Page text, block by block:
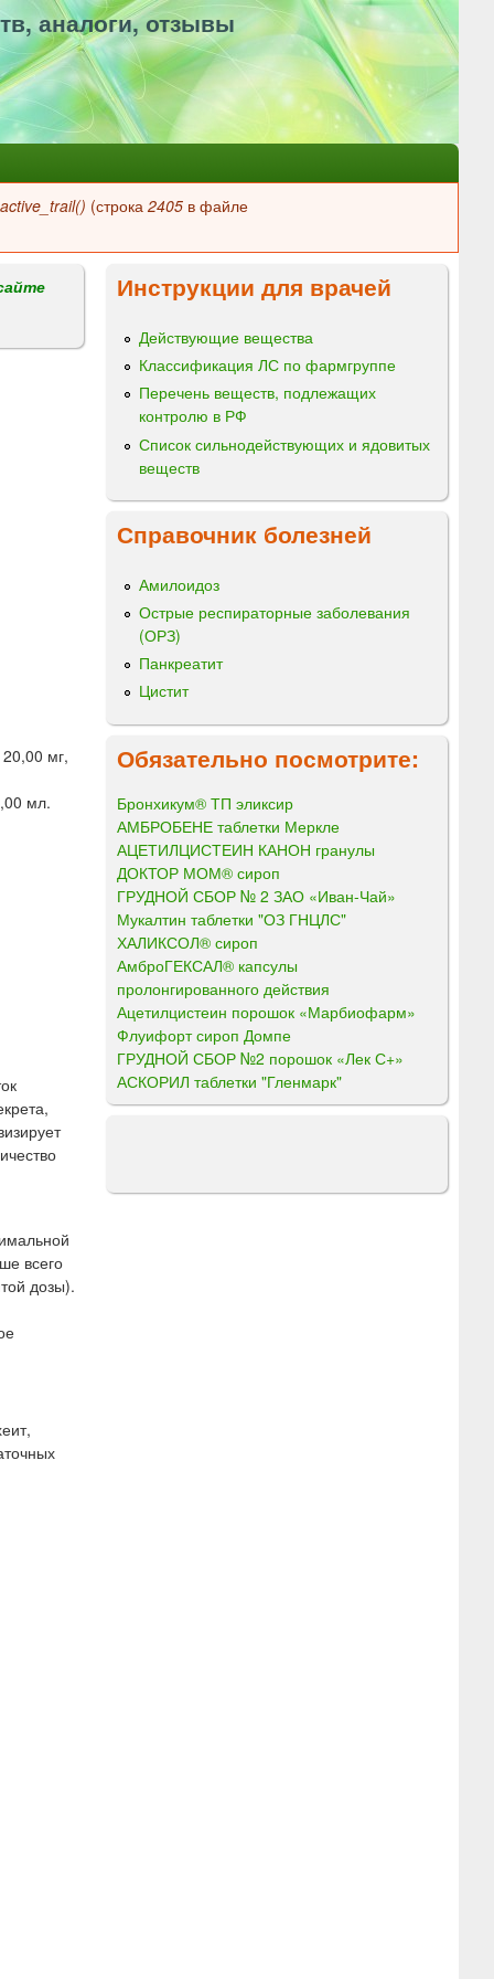
аналоги, отзывы
(строка 2405 в файле
мг,
мл.
всего
дозы).
Инструкции для врачей
Действующие вещества
Классификация ЛС по фармгруппе
Перечень веществ, подлежащих
контролю в РФ
Список сильнодействующих и ядовитых
веществ
Справочник болезней
Амилоидоз
Острые респираторные заболевания
(ОРЗ)
Панкреатит
Цистит
Обязательно посмотрите:
Бронхикум® ТП эликсир
АМБРОБЕНЕ таблетки Меркле
АЦЕТИЛЦИСТЕИН КАНОН гранулы
ДОКТОР МОМ® сироп
ГРУДНОЙ СБОР № 2 ЗАО «Иван-Чай»
Мукалтин таблетки "ОЗ ГНЦЛС"
ХАЛИКСОЛ® сироп
АмброГЕКСАЛ® капсулы
пролонгированного действия
Ацетилцистеин порошок «Марбиофарм»
Флуифорт сироп Домпе
ГРУДНОЙ СБОР №2 порошок «Лек С+»
АСКОРИЛ таблетки "Гленмарк"